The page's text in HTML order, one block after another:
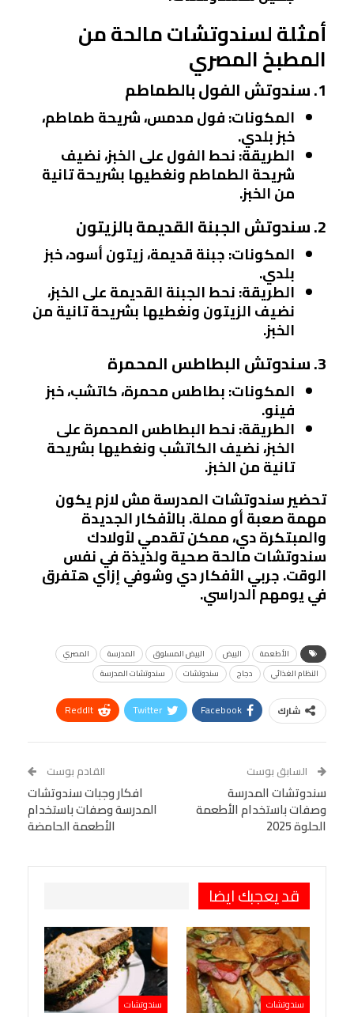
أمثلة لسندوتشات مالحة من
المطبخ المصري
1. سندوتش الفول بالطماطم
المكونات: فول مدمس، شريحة طماطم،
خبز بلدي.
الطريقة: نحط الفول على الخبز، نضيف
شريحة الطماطم ونغطيها بشريحة تانية
من الخبز.
2. سندوتش الجبنة القديمة بالزيتون
المكونات: جبنة قديمة، زيتون أسود، خبز
بلدي.
الطريقة: نحط الجبنة القديمة على الخبز،
نضيف الزيتون ونغطيها بشريحة تانية من
الخبز.
3. سندوتش البطاطس المحمرة
المكونات: بطاطس محمرة، كاتشب، خبز
فينو.
الطريقة: نحط البطاطس المحمرة على
الخبز، نضيف الكاتشب ونغطيها بشريحة
تانية من الخبز.
تحضير سندوتشات المدرسة مش لازم يكون
مهمة صعبة أو مملة. بالأفكار الجديدة
والمبتكرة دي، ممكن تقدمي لأولادك
سندوتشات مالحة صحية ولذيذة في نفس
الوقت. جربي الأفكار دي وشوفي إزاي هتفرق
في يومهم الدراسي.
الأطعمة البيض البيض المسلوق المدرسة
المصري
النظام الغذائي
دجاج سندوتشات سندوتشات المدرسة
شارك Facebook
Twitter
ReddIt
Tumblr
البريد الإلكتروني
VK
Digg
LINE
BlackBerry
Viber
السابق بوست
سندوتشات المدرسة
وصفات باستخدام الأطعمة
الحلوة 2025
القادم بوست
افكار وجبات سندوتشات
المدرسة وصفات باستخدام
الأطعمة الحامضة
قد يعجبك ايضا
سندوتشات سندوتشات